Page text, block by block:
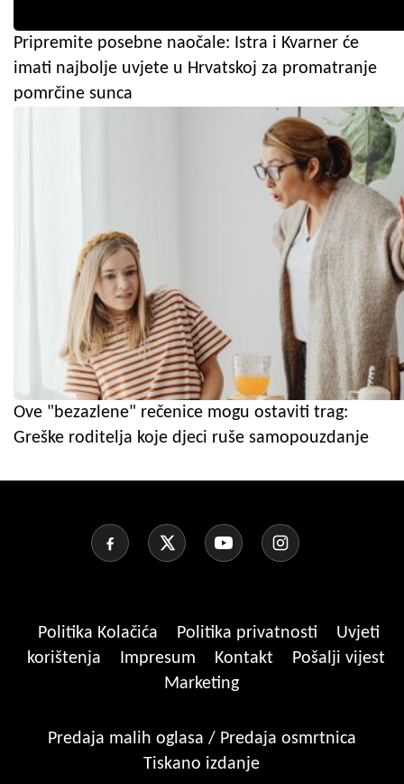
Pripremite posebne naočale: Istra i Kvarner će
imati najbolje uvjete u Hrvatskoj za promatranje
pomrčine sunca
Ove "bezazlene" rečenice mogu ostaviti trag:
Greške roditelja koje djeci ruše samopouzdanje
Politika Kolačića Politika privatnosti
Uvjeti
korištenja
Impresum Kontakt
Pošalji vijest
Marketing
Predaja malih oglasa / Predaja osmrtnica
Tiskano izdanje